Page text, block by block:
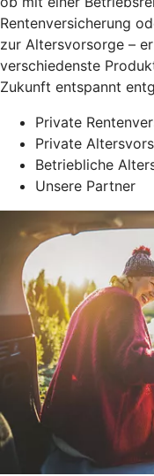
Rentenversicherung
zur Altersvorsorge –
verschiedenste
Zukunft entspannt
Private
Private
Betriebliche
Unsere Partner